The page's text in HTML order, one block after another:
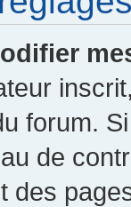
forum.
de
des